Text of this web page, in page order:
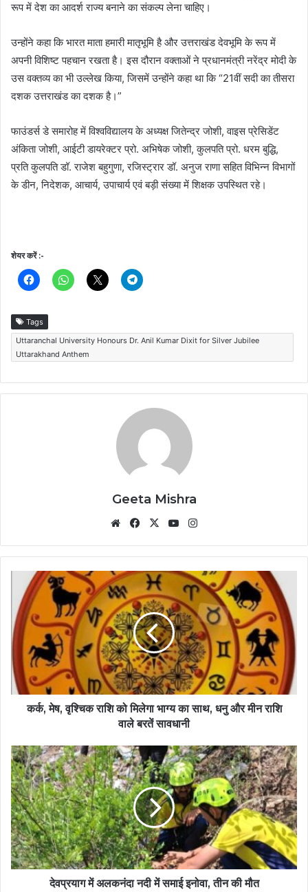
रूप में देश का आदर्श राज्य बनाने का संकल्प लेना चाहिए।
उन्होंने कहा कि भारत माता हमारी मातृभूमि है और उत्तराखंड देवभूमि के रूप में
अपनी विशिष्ट पहचान रखता है। इस दौरान वक्ताओं ने प्रधानमंत्री नरेंद्र मोदी के
उस वक्तव्य का भी उल्लेख किया, जिसमें उन्होंने कहा था कि “21वीं सदी का तीसरा
दशक उत्तराखंड का दशक है।”
फाउंडर्स डे समारोह में विश्वविद्यालय के अध्यक्ष जितेन्द्र जोशी, वाइस प्रेसिडेंट
अंकिता जोशी, आईटी डायरेक्टर प्रो. अभिषेक जोशी, कुलपति प्रो. धरम बुद्धि,
प्रति कुलपति डॉ. राजेश बहुगुणा, रजिस्ट्रार डॉ. अनुज राणा सहित विभिन्न विभागों
के डीन, निदेशक, आचार्य, उपाचार्य एवं बड़ी संख्या में शिक्षक उपस्थित रहे।
शेयर करें :-
Tags
Uttaranchal University Honours Dr. Anil Kumar Dixit for Silver Jubilee
Uttarakhand Anthem
Geeta Mishra
WebsiteFacebook
X YouTube
कर्क, मेष, वृश्चिक राशि को मिलेगा भाग्य का साथ, धनु और मीन राशि
वाले बरतें सावधानी
देवप्रयाग में अलकनंदा नदी में समाई इनोवा, तीन की मौत